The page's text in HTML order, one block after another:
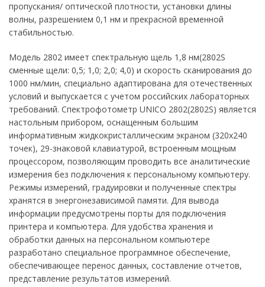
пропускания/ оптической плотности, установки длины
волны, разрешением 0,1 нм и прекрасной временной
стабильностью.
Модель 2802 имеет спектральную щель 1,8 нм(2802S
сменные щели: 0,5; 1,0; 2,0; 4,0) и скорость сканирования до
1000 нм/мин, специально адаптирована для отечественных
условий и выпускается с учетом российских лабораторных
требований. Спектрофотометр UNICO 2802(2802S) является
настольным прибором, оснащенным большим
информативным жидкокристаллическим экраном (320х240
точек), 29-знаковой клавиатурой, встроенным мощным
процессором, позволяющим проводить все аналитические
измерения без подключения к персональному компьютеру.
Режимы измерений, градуировки и полученные спектры
хранятся в энергонезависимой памяти. Для вывода
информации предусмотрены порты для подключения
принтера и компьютера. Для удобства хранения и
обработки данных на персональном компьютере
разработано специальное программное обеспечение,
обеспечивающее перенос данных, составление отчетов,
представление результатов измерений.